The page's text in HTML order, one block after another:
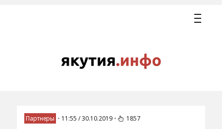
Партнеры • 11:55 / 30.10.2019 • 1857